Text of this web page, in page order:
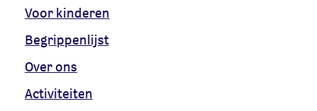
Voor kinderen
Begrippenlijst
Over ons
Activiteiten